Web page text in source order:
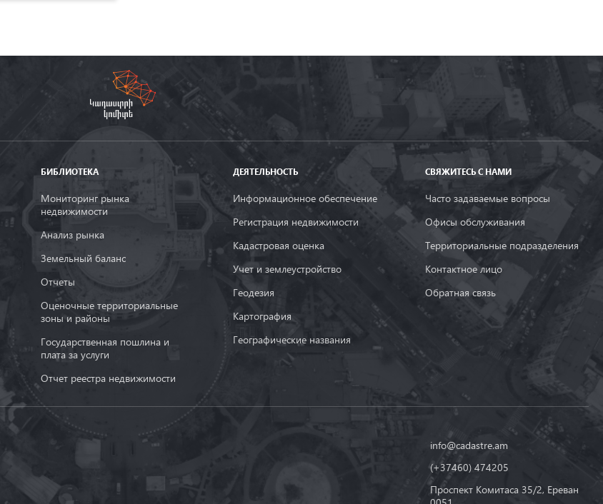
БИБЛИОТЕКА
Мониторинг рынка
недвижимости
Анализ рынка
Земельный баланс
Oтчеты
Оценочные территориальные
зоны и районы
Государственная пошлина и
плата за услуги
Отчет реестра недвижимости
ДЕЯТЕЛЬНОСТЬ
Информационное обеспечение
Регистрация недвижимости
Кадастровая оценка
Учет и землеустройство
Геодезия
Картография
Географические названия
СВЯЖИТЕСЬ С НАМИ
Часто задаваемые вопросы
Офисы обслуживания
Территориальные подразделения
Контактное лицо
Обратная связь
info@cadastre.am
(+37460) 474205
Проспект Комитаса 35/2, Ереван